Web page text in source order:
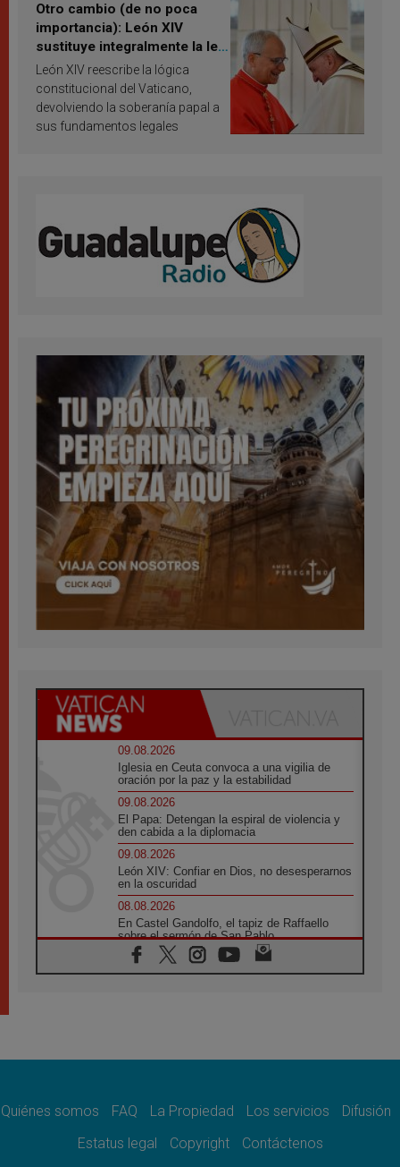
Otro cambio (de no poca
importancia): León XIV
sustituye integralmente la ley
vaticana de Papa Francisco
León XIV reescribe la lógica
constitucional del Vaticano,
devolviendo la soberanía papal a
sus fundamentos legales
09.08.2026
Iglesia en Ceuta convoca a una vigilia de
oración por la paz y la estabilidad
09.08.2026
El Papa: Detengan la espiral de violencia y
den cabida a la diplomacia
09.08.2026
León XIV: Confiar en Dios, no desesperarnos
en la oscuridad
08.08.2026
En Castel Gandolfo, el tapiz de Raffaello
sobre el sermón de San Pablo
08.08.2026
En Colombia, «la paz no se compra con una
08.08.2026
08.08.2026
del Buen Consejo de Genazzano
Quiénes somos FAQ La Propiedad Los servicios
Difusión
Estatus legal
Copyright Contáctenos